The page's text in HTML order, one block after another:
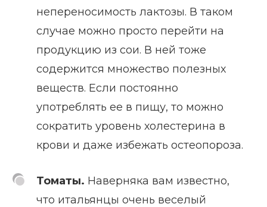
непереносимость лактозы. В таком
случае можно просто перейти на
продукцию из сои. В ней тоже
содержится множество полезных
веществ. Если постоянно
употреблять ее в пищу, то можно
сократить уровень холестерина в
крови и даже избежать остеопороза.
Томаты. Наверняка вам известно,
что итальянцы очень веселый